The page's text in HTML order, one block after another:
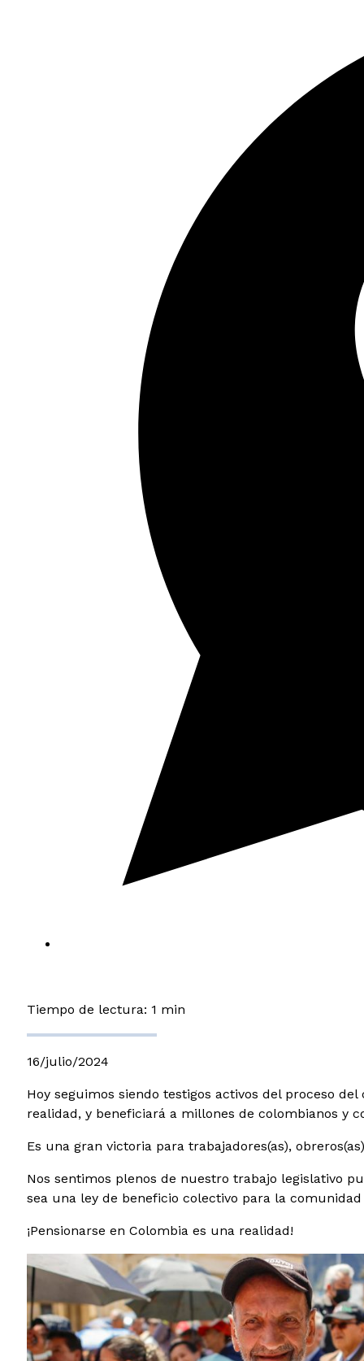
Tiempo de lectura: 1 min
16/julio/2024
Hoy seguimos siendo testigos activos del proceso
realidad, y beneficiará a millones de colombianos y
Es una gran victoria para trabajadores(as),
Nos sentimos plenos de nuestro trabajo legislativo
sea una ley de beneficio colectivo para la
¡Pensionarse en Colombia es una realidad!